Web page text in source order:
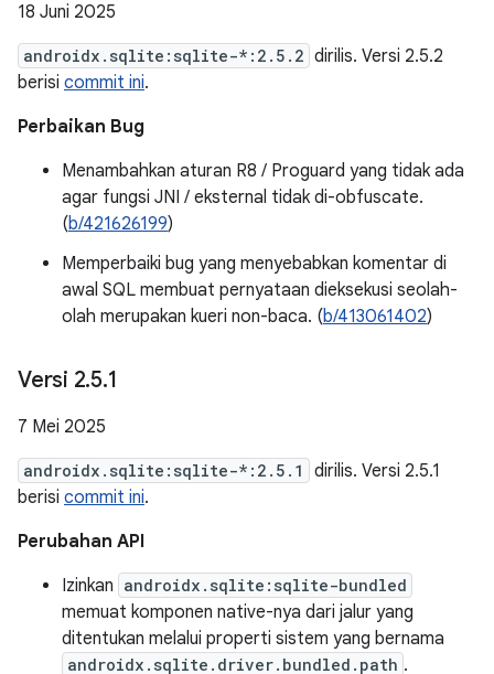
18 Juni 2025
androidx.sqlite:sqlite-*:2.5.2 dirilis. Versi 2.5.2
berisi commit ini.
Perbaikan Bug
Menambahkan aturan R8 / Proguard yang tidak ada
agar fungsi JNI / eksternal tidak di-obfuscate.
(b/421626199)
Memperbaiki bug yang menyebabkan komentar di
awal SQL membuat pernyataan dieksekusi seolah-
olah merupakan kueri non-baca. (b/413061402)
Versi 2.5.1
7 Mei 2025
androidx.sqlite:sqlite-*:2.5.1
dirilis. Versi 2.5.1
berisi commit ini.
Perubahan API
Izinkan androidx.sqlite:sqlite-bundled
memuat komponen native-nya dari jalur yang
ditentukan melalui properti sistem yang bernama
androidx.sqlite.driver.bundled.path .